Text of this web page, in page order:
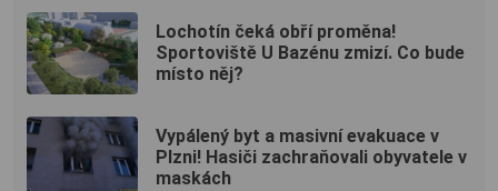
Lochotín čeká obří proměna!
Sportoviště U Bazénu zmizí. Co bude
místo něj?
Vypálený byt a masivní evakuace v
Plzni! Hasiči zachraňovali obyvatele v
maskách